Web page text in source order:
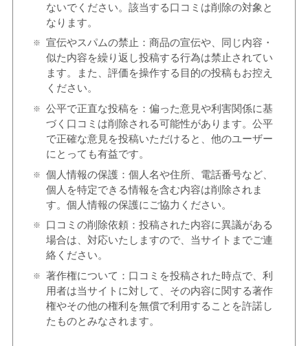
ないでください。該当する口コミは削除の対象と
なります。
宣伝やスパムの禁止：商品の宣伝や、同じ内容・
似た内容を繰り返し投稿する行為は禁止されてい
ます。また、評価を操作する目的の投稿もお控え
ください。
公平で正直な投稿を：偏った意見や利害関係に基
づく口コミは削除される可能性があります。公平
で正確な意見を投稿いただけると、他のユーザー
にとっても有益です。
個人情報の保護：個人名や住所、電話番号など、
個人を特定できる情報を含む内容は削除されま
す。個人情報の保護にご協力ください。
口コミの削除依頼：投稿された内容に異議がある
場合は、対応いたしますので、当サイトまでご連
絡ください。
著作権について：口コミを投稿された時点で、利
用者は当サイトに対して、その内容に関する著作
権やその他の権利を無償で利用することを許諾し
たものとみなされます。